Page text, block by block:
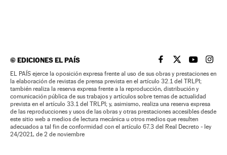
©EDICIONES EL PAÍS EL PAÍS BRASIL EN
EL PAÍSEL PAÍS
EL
EL PAÍS ejerce la oposición expresa frente al uso de sus obras y prestaciones en
la elaboración de revistas de prensa prevista en el artículo 32.1 del TRLPI;
también realiza la reserva expresa frente a la reproducción, distribución y
comunicación pública de sus trabajos y artículos sobre temas de actualidad
prevista en el artículo 33.1 del TRLPI; y, asimismo, realiza una reserva expresa
de las reproducciones y usos de las obras y otras prestaciones accesibles desde
este sitio web a medios de lectura mecánica u otros medios que resulten
adecuados a tal fin de conformidad con el artículo 67.3 del Real Decreto - ley
24/2021, de 2 de noviembre